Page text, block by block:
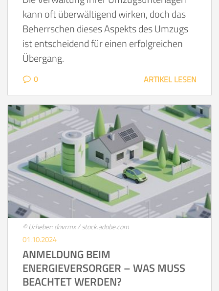
kann oft überwältigend wirken, doch das
Beherrschen dieses Aspekts des Umzugs
ist entscheidend für einen erfolgreichen
Übergang.
ARTIKEL LESEN
0
© Urheber: dnvrmx / stock.adobe.com
01.10.2024
ANMELDUNG BEIM
ENERGIEVERSORGER – WAS MUSS
BEACHTET WERDEN?